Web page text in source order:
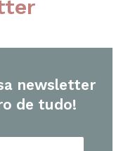
newsletter
de tudo!